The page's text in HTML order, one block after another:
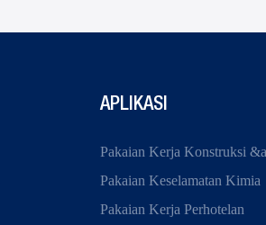
APLIKASI
Pakaian Kerja Konstruksi
Pakaian Keselamatan Kimia
Pakaian Kerja Perhotelan